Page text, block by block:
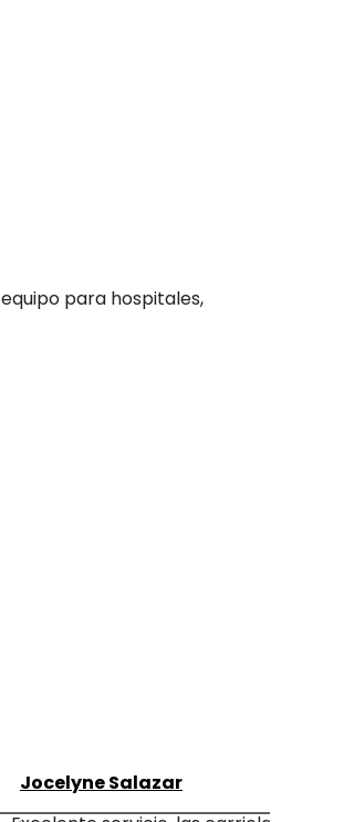
equipo para hospitales,
Jocelyne Salazar